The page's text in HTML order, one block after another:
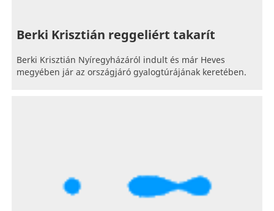
Berki Krisztián reggeliért takarít
Berki Krisztián Nyíregyházáról indult és már Heves
megyében jár az országjáró gyalogtúrájának keretében.